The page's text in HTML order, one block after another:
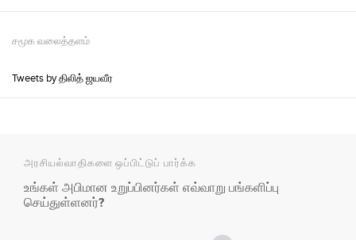
சமூக வலைத்தளம்
Tweets by திலித் ஜயவீர
அரசியல்வாதிகளை ஒப்பிட்டுப் பார்க்க
உங்கள் அபிமான உறுப்பினர்கள் எவ்வாறு பங்களிப்பு
செய்துள்ளனர்?